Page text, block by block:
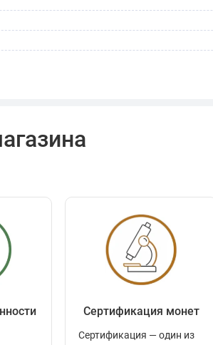
Сертификация монет
Сертификация — один из